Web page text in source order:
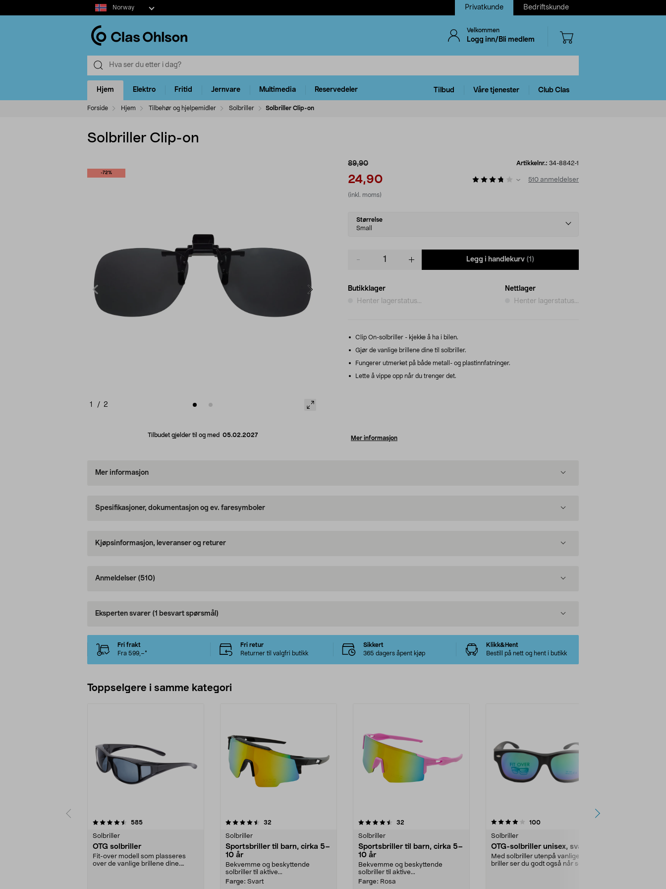
Select
market
Norway Privatkunde Bedriftskunde
Velkommen
Logg inn/Bli medlem
Hjem Elektro Fritid Jernvare Multimedia Reservedeler Tilbud Våre tjenester Club Clas
Forside Hjem Tilbehør og hjelpemidler Solbriller Solbriller Clip-on
Solbriller Clip-on
-72%
1 / 2
Tilbudet gjelder til og med 05.02.2027
89,90
24,90
(inkl. moms)
Artikkelnr.: 34-8842-1
510 anmeldelser
Select
variant
Størrelse
Small
Legg i handlekurv (1)
Butikklager
Henter lagerstatus...
Nettlager
Henter lagerstatus...
Clip On-solbriller - kjekke å ha i bilen.
Gjør de vanlige brillene dine til solbriller.
Fungerer utmerket på både metall- og plastinnfatninger.
Lette å vippe opp når du trenger det.
Mer informasjon
Mer informasjon
Spesifikasjoner, dokumentasjon og ev. faresymboler
Kjøpsinformasjon, leveranser og returer
Anmeldelser (510)
Eksperten svarer (1 besvart spørsmål)
Fri frakt
Fra 599,–*
Fri retur
Returner til valgfri butikk
Sikkert
365 dagers åpent kjøp
Klikk&Hent
Bestill på nett og hent i butikk
Toppselgere i samme kategori
585anmeldelser
Solbriller
OTG solbriller
Fit-over modell som plasseres
over de vanlige brillene dine.
4.5 av 5 stjerner 32
Solbriller
Sportsbriller til barn, cirka 5–
10 år
Bekvemme og beskyttende
solbriller til aktive...
Farge: Svart
4.5 av 5 stjerner 32
Solbriller
Sportsbriller til barn, cirka 5–
10 år
Bekvemme og beskyttende
solbriller til aktive...
Farge: Rosa
4.0 av 5 stjerner 100anmeldelser
Solbriller
OTG-solbriller unisex, svarte
Med solbriller utenpå vanlige
briller ser du godt også når solen
4.0 av 5 stjerner